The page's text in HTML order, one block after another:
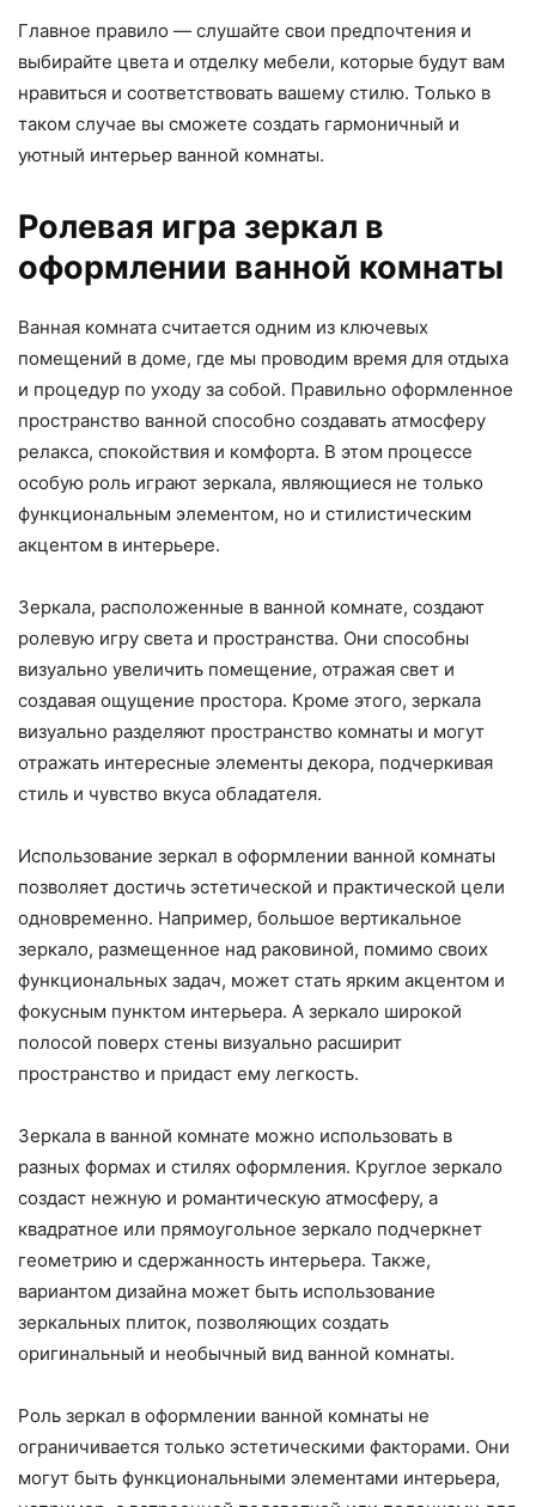
Главное правило — слушайте свои предпочтения и
выбирайте цвета и отделку мебели, которые будут вам
нравиться и соответствовать вашему стилю. Только в
таком случае вы сможете создать гармоничный и
уютный интерьер ванной комнаты.
Ролевая игра зеркал в
оформлении ванной комнаты
Ванная комната считается одним из ключевых
помещений в доме, где мы проводим время для отдыха
и процедур по уходу за собой. Правильно оформленное
пространство ванной способно создавать атмосферу
релакса, спокойствия и комфорта. В этом процессе
особую роль играют зеркала, являющиеся не только
функциональным элементом, но и стилистическим
акцентом в интерьере.
Зеркала, расположенные в ванной комнате, создают
ролевую игру света и пространства. Они способны
визуально увеличить помещение, отражая свет и
создавая ощущение простора. Кроме этого, зеркала
визуально разделяют пространство комнаты и могут
отражать интересные элементы декора, подчеркивая
стиль и чувство вкуса обладателя.
Использование зеркал в оформлении ванной комнаты
позволяет достичь эстетической и практической цели
одновременно. Например, большое вертикальное
зеркало, размещенное над раковиной, помимо своих
функциональных задач, может стать ярким акцентом и
фокусным пунктом интерьера. А зеркало широкой
полосой поверх стены визуально расширит
пространство и придаст ему легкость.
Зеркала в ванной комнате можно использовать в
разных формах и стилях оформления. Круглое зеркало
создаст нежную и романтическую атмосферу, а
квадратное или прямоугольное зеркало подчеркнет
геометрию и сдержанность интерьера. Также,
вариантом дизайна может быть использование
зеркальных плиток, позволяющих создать
оригинальный и необычный вид ванной комнаты.
Роль зеркал в оформлении ванной комнаты не
ограничивается только эстетическими факторами. Они
могут быть функциональными элементами интерьера,